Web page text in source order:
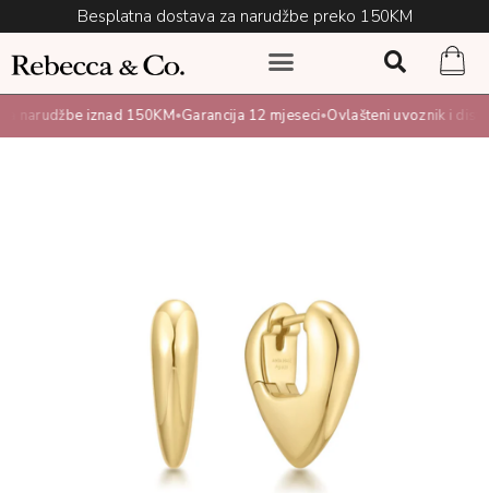
Besplatna dostava za narudžbe preko 150KM
iznad 150KM•Garancija 12 mjeseci•Ovlašteni uvoznik i